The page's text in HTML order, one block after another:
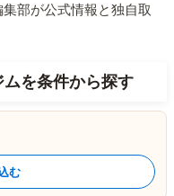
部が公式情報と独自取
を条件から探す
む